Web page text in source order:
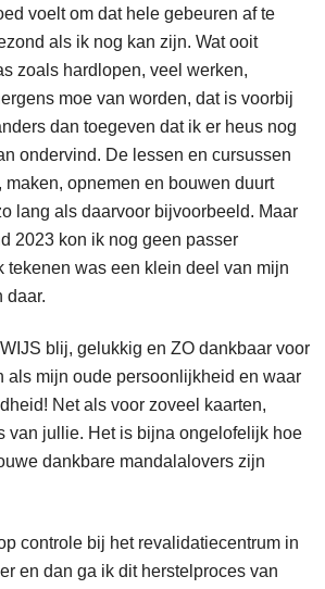
voelt om dat hele gebeuren af te
als ik nog kan zijn. Wat ooit
zoals hardlopen, veel werken,
moe van worden, dat is voorbij
dan toegeven dat ik er heus nog
ondervind. De lessen en cursussen
maken, opnemen en bouwen duurt
lang als daarvoor bijvoorbeeld. Maar
2023 kon ik nog geen passer
tekenen was een klein deel van mijn
daar.
blij, gelukkig en ZO dankbaar voor
als mijn oude persoonlijkheid en waar
Net als voor zoveel kaarten,
van jullie. Het is bijna ongelofelijk hoe
dankbare mandalalovers zijn
controle bij het revalidatiecentrum in
en dan ga ik dit herstelproces van